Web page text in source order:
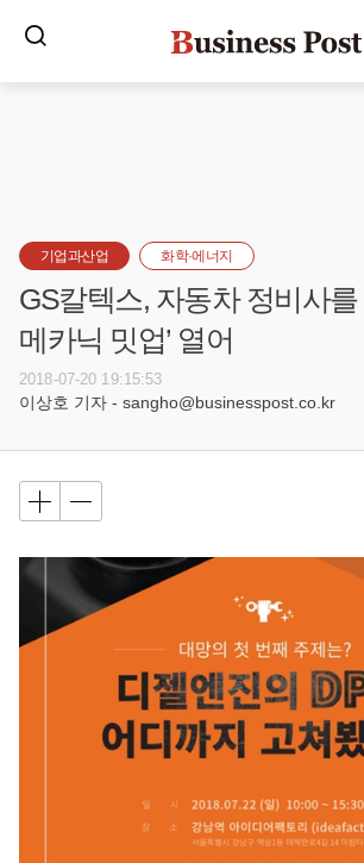
기업과산업 화학·에너지
GS칼텍스, 자동차 정비사를
메카닉 밋업’ 열어
2018-07-20 19:15:53
이상호 기자 - sangho@businesspost.co.kr